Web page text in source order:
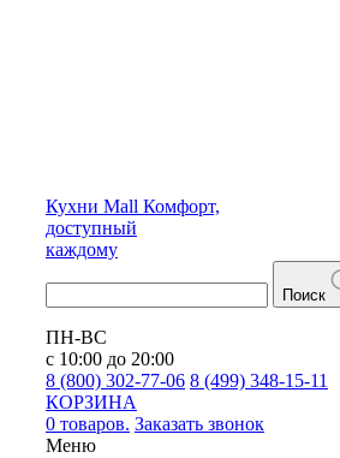
Кухни Mall Комфорт,
доступный
каждому
Поиск
ПН-ВС
с 10:00 до 20:00
8 (800) 302-77-06 8 (499) 348-15-11
КОРЗИНА
0 товаров. Заказать звонок
Меню